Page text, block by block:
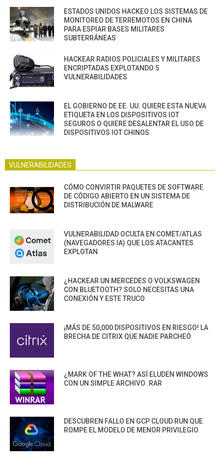
ESTADOS UNIDOS HACKEO LOS SISTEMAS DE
MONITOREO DE TERREMOTOS EN CHINA
PARA ESPIAR BASES MILITARES
SUBTERRÁNEAS
HACKEAR RADIOS POLICIALES Y MILITARES
ENCRIPTADAS EXPLOTANDO 5
VULNERABILIDADES
EL GOBIERNO DE EE. UU. QUIERE ESTA NUEVA
ETIQUETA EN LOS DISPOSITIVOS IOT
SEGUROS O QUIERE DESALENTAR EL USO DE
DISPOSITIVOS IOT CHINOS
VULNERABILIDADES
CÓMO CONVIRTIR PAQUETES DE SOFTWARE
DE CÓDIGO ABIERTO EN UN SISTEMA DE
DISTRIBUCIÓN DE MALWARE
VULNERABILIDAD OCULTA EN COMET/ATLAS
(NAVEGADORES IA) QUE LOS ATACANTES
EXPLOTAN
¿HACKEAR UN MERCEDES O VOLKSWAGEN
CON BLUETOOTH? SOLO NECESITAS UNA
CONEXIÓN Y ESTE TRUCO
¡MÁS DE 50,000 DISPOSITIVOS EN RIESGO! LA
BRECHA DE CITRIX QUE NADIE PARCHEÓ
¿MARK OF THE WHAT? ASÍ ELUDEN WINDOWS
CON UN SIMPLE ARCHIVO .RAR
DESCUBREN FALLO EN GCP CLOUD RUN QUE
ROMPE EL MODELO DE MENOR PRIVILEGIO